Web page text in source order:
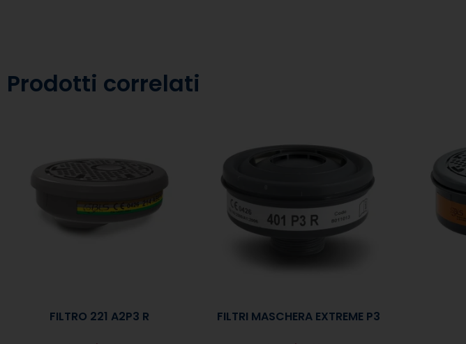
Prodotti correlati
FILTRO 221 A2P3 R
FILTRI MASCHERA EXTREME P3